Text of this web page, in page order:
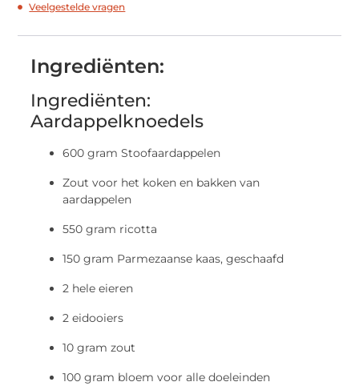
Veelgestelde vragen
Ingrediënten:
Ingrediënten:
Aardappelknoedels
600 gram Stoofaardappelen
Zout voor het koken en bakken van
aardappelen
550 gram ricotta
150 gram Parmezaanse kaas, geschaafd
2 hele eieren
2 eidooiers
10 gram zout
100 gram bloem voor alle doeleinden